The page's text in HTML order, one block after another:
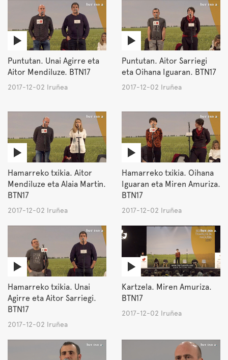
Puntutan. Unai Agirre eta
Aitor Mendiluze. BTN17
2017-12-02 Iruñea
Puntutan. Aitor Sarriegi
eta Oihana Iguaran. BTN17
2017-12-02 Iruñea
Hamarreko txikia. Aitor
Mendiluze eta Alaia Martin.
BTN17
2017-12-02 Iruñea
Hamarreko txikia. Oihana
Iguaran eta Miren Amuriza.
BTN17
2017-12-02 Iruñea
Hamarreko txikia. Unai
Agirre eta Aitor Sarriegi.
BTN17
2017-12-02 Iruñea
Kartzela. Miren Amuriza.
BTN17
2017-12-02 Iruñea